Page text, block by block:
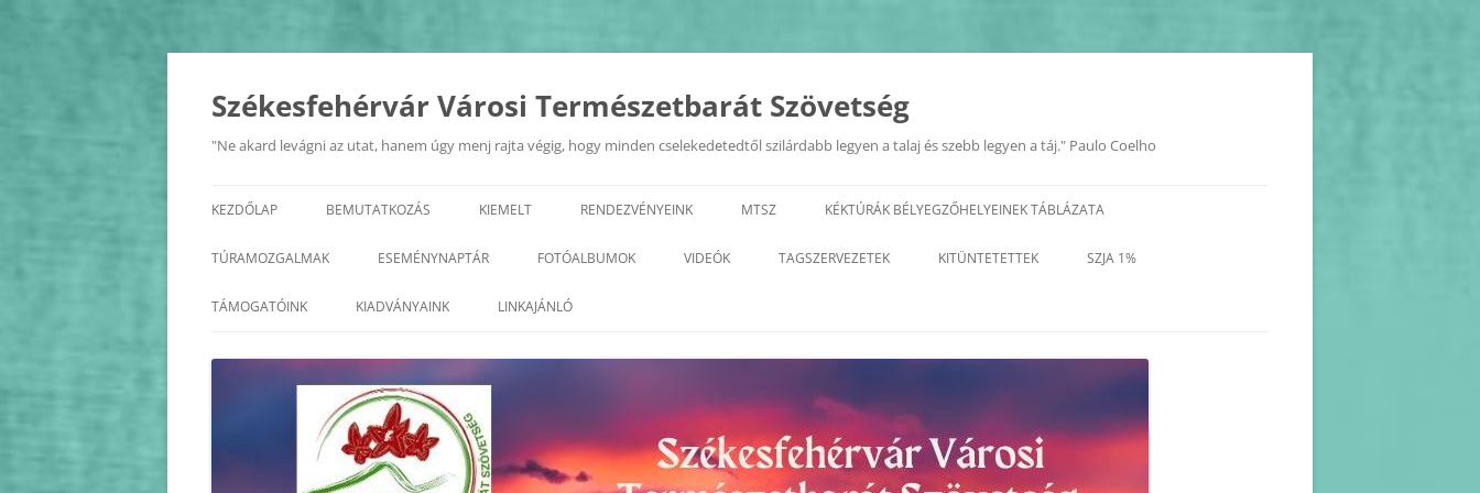
Kilépés
tartalomba
Székesfehérvár Városi Természetbarát Szövetség
"Ne akard levágni az utat, hanem úgy menj rajta végig, hogy minden cselekedetedtől szilárdabb legyen a talaj és szebb legyen a táj." Paulo Coelho
KEZDŐLAP BEMUTATKOZÁS
A SZÖVETSÉG
ALAPSZABÁLY
KÖZHASZNÚSÁGI JELENTÉS
2022
2021
KIEMELT RENDEZVÉNYEINK
EURÓPAI MOBILITÁSI HÉT
TERMÉSZETI ÉRTÉKEK A KIRÁLYOK
MTSZ KÉKTÚRÁK BÉLYEGZŐHELYEINEK TÁBLÁZATA
TÚRAMOZGALMAK
BALATON KÖRTÚRA
FEJÉR MEGYE KASTÉLYAI
FEJÉR MEGYE KERÉKPÁROS
ESEMÉNYNAPTÁR
2026
2024
2023
2022
FOTÓALBUMOK
2026
2023
2022
VIDEÓK TAGSZERVEZETEK
GYÖNGYVIRÁG TE
KORÁBBI HAVI PROGRAM
TERVEZETEK(2025-2017)
TELEKI TTE– TETETE
KITÜNTETETTEK SZJA 1%
TÁMOGATÓINK KIADVÁNYAINK LINKAJÁNLÓ